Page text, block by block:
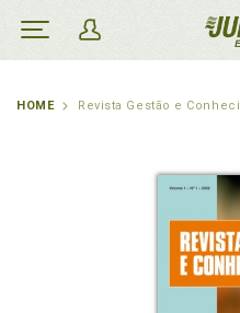
HOME Revista Gestão e